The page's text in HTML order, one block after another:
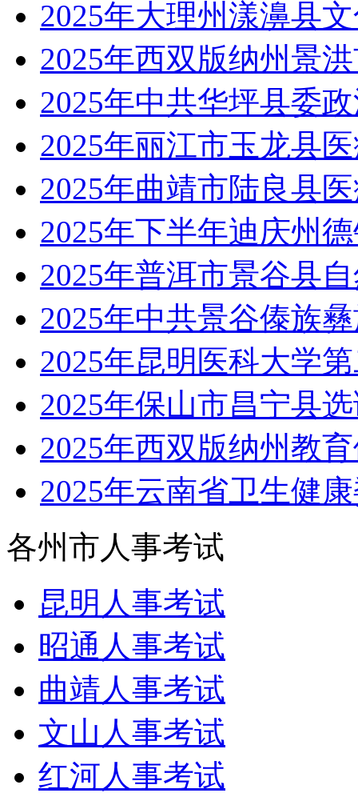
2025年大理州漾濞县
2025年西双版纳州景
2025年中共华坪县委
2025年丽江市玉龙县
2025年曲靖市陆良县
2025年下半年迪庆州
2025年普洱市景谷县
2025年中共景谷傣族
2025年昆明医科大学
2025年保山市昌宁县
2025年西双版纳州教
2025年云南省卫生健
各州市人事考试
昆明人事考试
昭通人事考试
曲靖人事考试
文山人事考试
红河人事考试